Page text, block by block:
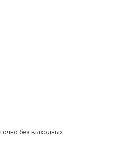
без выходных